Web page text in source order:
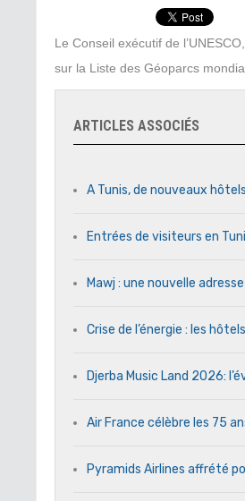
Le Conseil exécutif de
sur la Liste des Géoparcs
ARTICLES ASSOCIÉS
A Tunis, de nouveaux
Entrées de visiteurs en
Mawj : une nouvelle
Crise de l’énergie : les
Djerba Music Land 2026:
Air France célèbre les 75
Pyramids Airlines affrété